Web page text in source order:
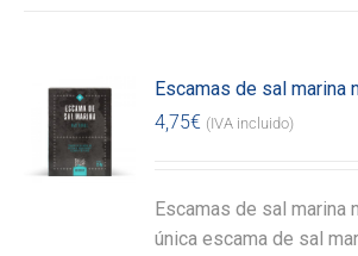
Escamas de sal marina
4,75€ (IVA incluido)
Escamas de sal marina
única escama de sal